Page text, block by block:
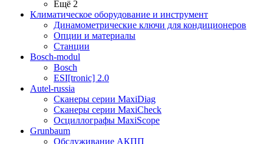
Ещё 2
Климатическое оборудование и инструмент
Динамометрические ключи для кондиционеров
Опции и материалы
Станции
Bosch-modul
Bosch
ESI[tronic] 2.0
Autel-russia
Сканеры серии MaxiDiag
Сканеры серии MaxiCheck
Осциллографы MaxiScope
Grunbaum
Обслуживание АКПП